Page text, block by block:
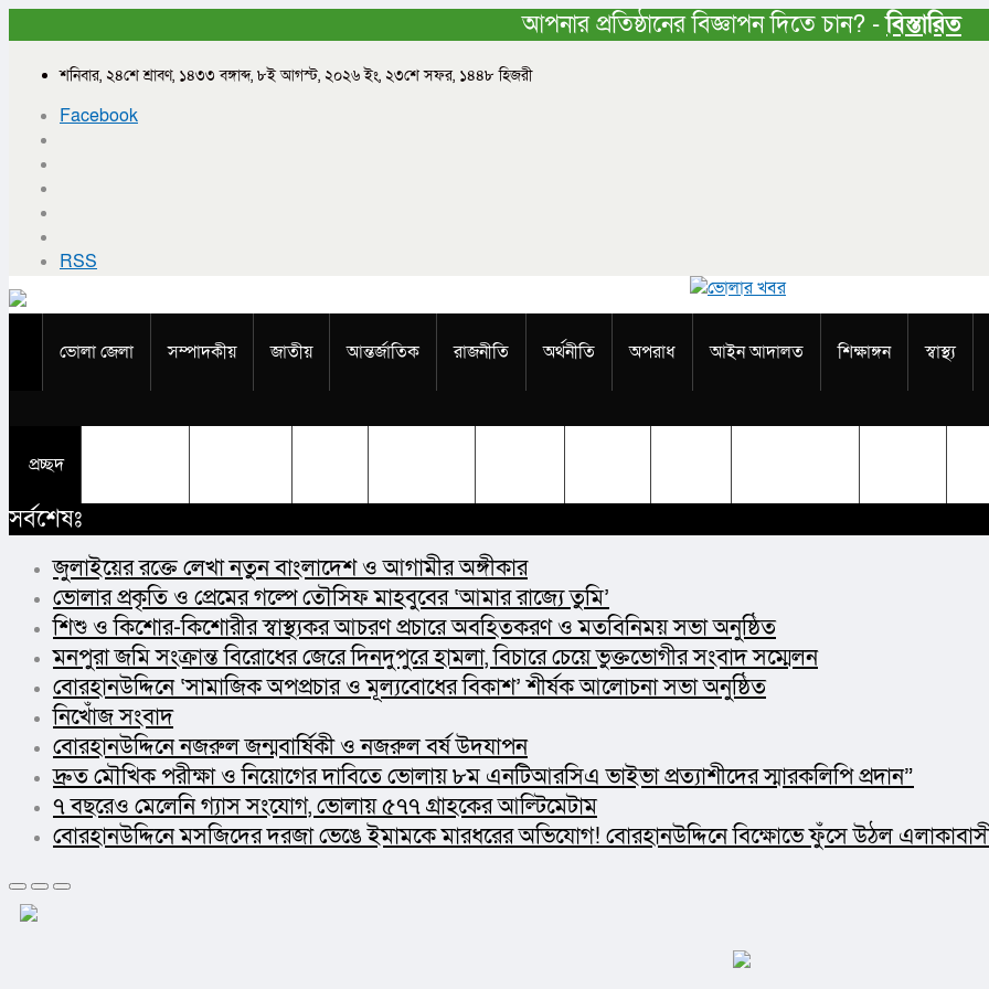
আপনার প্রতিষ্ঠানের বিজ্ঞাপন দিতে চান? -বিস্তারিত
শনিবার, ২৪শে শ্রাবণ, ১৪৩৩ বঙ্গাব্দ, ৮ই আগস্ট, ২০২৬ ইং, ২৩শে সফর, ১৪৪৮ হিজরী
Facebook
RSS
ভোলা জেলা সম্পাদকীয় জাতীয় আন্তর্জাতিক রাজনীতি অর্থনীতি অপরাধ আইন আদালত শিক্ষাঙ্গন স্বাস্থ্য
প্রচ্ছদ
সর্বশেষঃ
জুলাইয়ের রক্তে লেখা নতুন বাংলাদেশ ও আগামীর অঙ্গীকার​
ভোলার প্রকৃতি ও প্রেমের গল্পে তৌসিফ মাহবুবের ‘আমার রাজ্যে তুমি’
শিশু ও কিশোর-কিশোরীর স্বাস্থ্যকর আচরণ প্রচারে অবহিতকরণ ও মতবিনিময় সভা অনুষ্ঠিত
মনপুরা জমি সংক্রান্ত বিরোধের জেরে দিনদুপুরে হামলা, বিচারে চেয়ে ভুক্তভোগীর সংবাদ সম্মেলন
বোরহানউদ্দিনে ‘সামাজিক অপপ্রচার ও মূল্যবোধের বিকাশ’ শীর্ষক আলোচনা সভা অনুষ্ঠিত
নিখোঁজ সংবাদ
বোরহানউদ্দিনে নজরুল জন্মবার্ষিকী ও নজরুল বর্ষ উদযাপন
দ্রুত মৌখিক পরীক্ষা ও নিয়োগের দাবিতে ভোলায় ৮ম এনটিআরসিএ ভাইভা প্রত্যাশীদের স্মারকলিপি প্রদান”
৭ বছরেও মেলেনি গ্যাস সংযোগ, ভোলায় ৫৭৭ গ্রাহকের আল্টিমেটাম
বোরহানউদ্দিনে মসজিদের দরজা ভেঙে ইমামকে মারধরের অভিযোগ! বোরহানউদ্দিনে বিক্ষোভে ফুঁসে উঠল